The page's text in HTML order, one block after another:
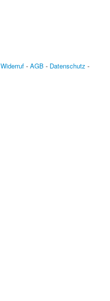
Widerruf - AGB - Datenschutz -